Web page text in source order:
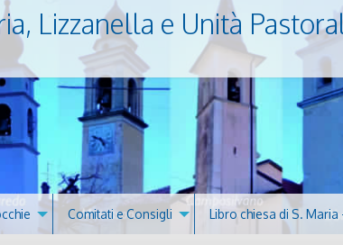
Lizzanella e Unità
Comitati e Consigli Libro chiesa di S.